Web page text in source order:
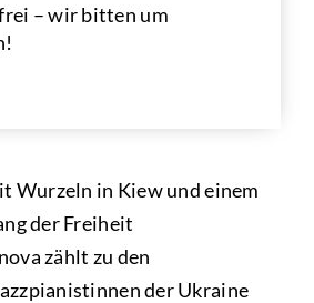
– wir bitten um
Wurzeln in Kiew und einem
der Freiheit
zählt zu den
der Ukraine